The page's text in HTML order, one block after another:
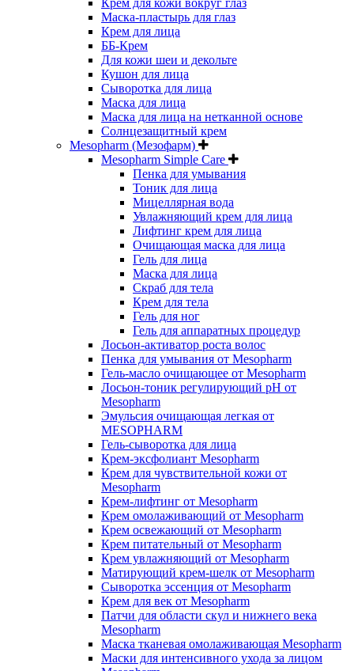
Крем для кожи вокруг глаз
Маска-пластырь для глаз
Крем для лица
ББ-Крем
Для кожи шеи и декольте
Кушон для лица
Сыворотка для лица
Маска для лица
Маска для лица на нетканной основе
Солнцезащитный крем
Mesopharm (Мезофарм)
Mesopharm Simple Care
Пенка для умывания
Тоник для лица
Мицеллярная вода
Увлажняющий крем для лица
Лифтинг крем для лица
Очищающая маска для лица
Гель для лица
Маска для лица
Скраб для тела
Крем для тела
Гель для ног
Гель для аппаратных процедур
Лосьон-активатор роста волос
Пенка для умывания от Mesopharm
Гель-масло очищающее от Mesopharm
Лосьон-тоник регулирующий рН от
Mesopharm
Эмульсия очищающая легкая от
MESOPHARM
Гель-сыворотка для лица
Крем-эксфолиант Mesopharm
Крем для чувствительной кожи от
Mesopharm
Крем-лифтинг от Mesopharm
Крем омолаживающий от Mesopharm
Крем освежающий от Mesopharm
Крем питательный от Mesopharm
Крем увлажняющий от Mesopharm
Матирующий крем-шелк от Mesopharm
Сыворотка эссенция от Mesopharm
Крем для век от Mesopharm
Патчи для области скул и нижнего века
Mesopharm
Маска тканевая омолаживающая Mesopharm
Маски для интенсивного ухода за лицом